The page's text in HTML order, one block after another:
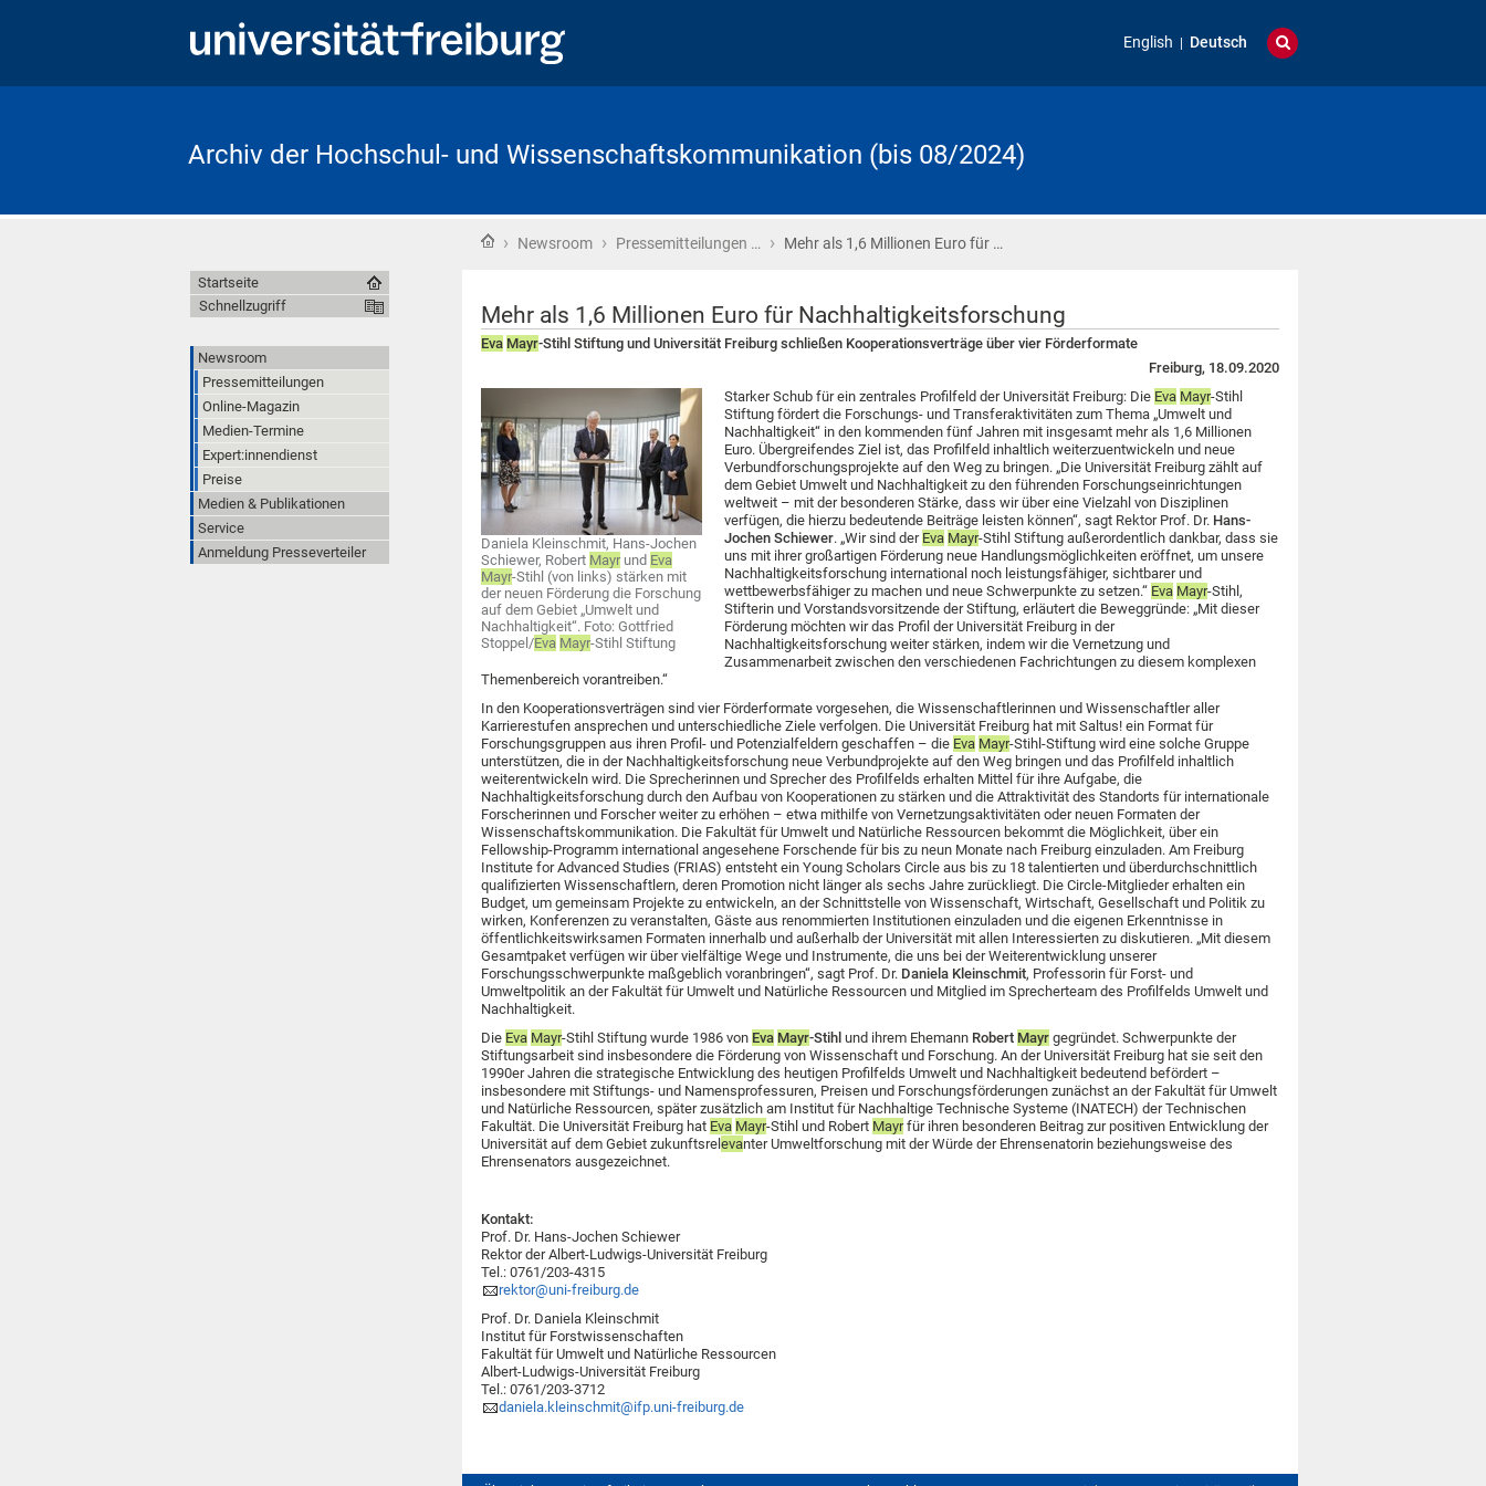
English Deutsch
Archiv der Hochschul- und Wissenschaftskommunikation (bis 08/2024)
Startseite
› Newsroom › Pressemitteilungen … › Mehr als 1,6 Millionen Euro für …
Mehr als 1,6 Millionen Euro für Nachhaltigkeitsforschung
Eva Mayr-Stihl Stiftung und Universität Freiburg schließen Kooperationsverträge über vier Förderformate
Freiburg, 18.09.2020
Daniela Kleinschmit, Hans-Jochen
Schiewer, Robert Mayrund Eva
Mayr-Stihl (von links) stärken mit
der neuen Förderung die Forschung
auf dem Gebiet „Umwelt und
Nachhaltigkeit“. Foto: Gottfried
Stoppel/Eva Mayr-Stihl Stiftung
Starker Schub für ein zentrales Profilfeld der Universität Freiburg: Die Eva Mayr-Stihl
Stiftung fördert die Forschungs- und Transferaktivitäten zum Thema „Umwelt und
Nachhaltigkeit“ in den kommenden fünf Jahren mit insgesamt mehr als 1,6 Millionen
Euro. Übergreifendes Ziel ist, das Profilfeld inhaltlich weiterzuentwickeln und neue
Verbundforschungsprojekte auf den Weg zu bringen. „Die Universität Freiburg zählt auf
dem Gebiet Umwelt und Nachhaltigkeit zu den führenden Forschungseinrichtungen
weltweit – mit der besonderen Stärke, dass wir über eine Vielzahl von Disziplinen
verfügen, die hierzu bedeutende Beiträge leisten können“, sagt Rektor Prof. Dr. Hans-
Jochen Schiewer. „Wir sind der Eva Mayr-Stihl Stiftung außerordentlich dankbar, dass sie
uns mit ihrer großartigen Förderung neue Handlungsmöglichkeiten eröffnet, um unsere
Nachhaltigkeitsforschung international noch leistungsfähiger, sichtbarer und
wettbewerbsfähiger zu machen und neue Schwerpunkte zu setzen.“ Eva Mayr-Stihl,
Stifterin und Vorstandsvorsitzende der Stiftung, erläutert die Beweggründe: „Mit dieser
Förderung möchten wir das Profil der Universität Freiburg in der
Nachhaltigkeitsforschung weiter stärken, indem wir die Vernetzung und
Zusammenarbeit zwischen den verschiedenen Fachrichtungen zu diesem komplexen
Themenbereich vorantreiben.“
In den Kooperationsverträgen sind vier Förderformate vorgesehen, die Wissenschaftlerinnen und Wissenschaftler aller
Karrierestufen ansprechen und unterschiedliche Ziele verfolgen. Die Universität Freiburg hat mit Saltus! ein Format für
Forschungsgruppen aus ihren Profil- und Potenzialfeldern geschaffen – die Eva Mayr-Stihl-Stiftung wird eine solche Gruppe
unterstützen, die in der Nachhaltigkeitsforschung neue Verbundprojekte auf den Weg bringen und das Profilfeld inhaltlich
weiterentwickeln wird. Die Sprecherinnen und Sprecher des Profilfelds erhalten Mittel für ihre Aufgabe, die
Nachhaltigkeitsforschung durch den Aufbau von Kooperationen zu stärken und die Attraktivität des Standorts für internationale
Forscherinnen und Forscher weiter zu erhöhen – etwa mithilfe von Vernetzungsaktivitäten oder neuen Formaten der
Wissenschaftskommunikation. Die Fakultät für Umwelt und Natürliche Ressourcen bekommt die Möglichkeit, über ein
Fellowship-Programm international angesehene Forschende für bis zu neun Monate nach Freiburg einzuladen. Am Freiburg
Institute for Advanced Studies (FRIAS) entsteht ein Young Scholars Circle aus bis zu 18 talentierten und überdurchschnittlich
qualifizierten Wissenschaftlern, deren Promotion nicht länger als sechs Jahre zurückliegt. Die Circle-Mitglieder erhalten ein
Budget, um gemeinsam Projekte zu entwickeln, an der Schnittstelle von Wissenschaft, Wirtschaft, Gesellschaft und Politik zu
wirken, Konferenzen zu veranstalten, Gäste aus renommierten Institutionen einzuladen und die eigenen Erkenntnisse in
öffentlichkeitswirksamen Formaten innerhalb und außerhalb der Universität mit allen Interessierten zu diskutieren. „Mit diesem
Gesamtpaket verfügen wir über vielfältige Wege und Instrumente, die uns bei der Weiterentwicklung unserer
Forschungsschwerpunkte maßgeblich voranbringen“, sagt Prof. Dr. Daniela Kleinschmit, Professorin für Forst- und
Umweltpolitik an der Fakultät für Umwelt und Natürliche Ressourcen und Mitglied im Sprecherteam des Profilfelds Umwelt und
Nachhaltigkeit.
Die Eva Mayr-Stihl Stiftung wurde 1986 von Eva Mayr-Stihl und ihrem Ehemann Robert Mayr gegründet. Schwerpunkte der
Stiftungsarbeit sind insbesondere die Förderung von Wissenschaft und Forschung. An der Universität Freiburg hat sie seit den
1990er Jahren die strategische Entwicklung des heutigen Profilfelds Umwelt und Nachhaltigkeit bedeutend befördert –
insbesondere mit Stiftungs- und Namensprofessuren, Preisen und Forschungsförderungen zunächst an der Fakultät für Umwelt
und Natürliche Ressourcen, später zusätzlich am Institut für Nachhaltige Technische Systeme (INATECH) der Technischen
Fakultät. Die Universität Freiburg hat Eva Mayr-Stihl und Robert Mayrfür ihren besonderen Beitrag zur positiven Entwicklung der
Universität auf dem Gebiet zukunftsrelevanter Umweltforschung mit der Würde der Ehrensenatorin beziehungsweise des
Ehrensenators ausgezeichnet.
Kontakt:
Prof. Dr. Hans-Jochen Schiewer
Rektor der Albert-Ludwigs-Universität Freiburg
Tel.: 0761/203-4315
rektor@uni-freiburg.de
Prof. Dr. Daniela Kleinschmit
Institut für Forstwissenschaften
Fakultät für Umwelt und Natürliche Ressourcen
Albert-Ludwigs-Universität Freiburg
Tel.: 0761/203-3712
daniela.kleinschmit@ifp.uni-freiburg.de
Startseite
Schnellzugriff
Newsroom
Pressemitteilungen
Online-Magazin
Medien-Termine
Expert:innendienst
Preise
Medien & Publikationen
Service
Anmeldung Presseverteiler